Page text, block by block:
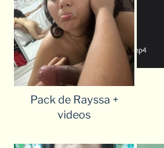
Pack de Rayssa +
videos